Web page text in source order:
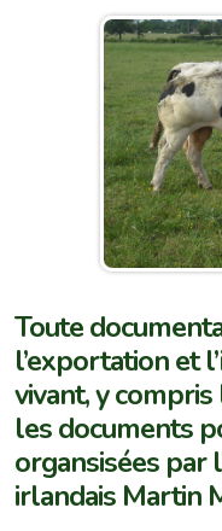
Toute
l’exportation et
vivant, y
les documents
organsisées par
irlandais Martin